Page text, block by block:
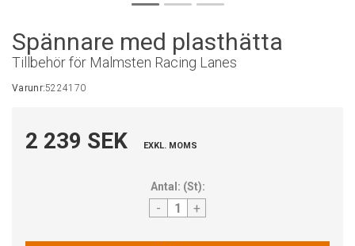
Spännare med plasthätta
Tillbehör för Malmsten Racing Lanes
Varunr:5224170
2 239 SEK EXKL. MOMS
Antal: (St):
- +